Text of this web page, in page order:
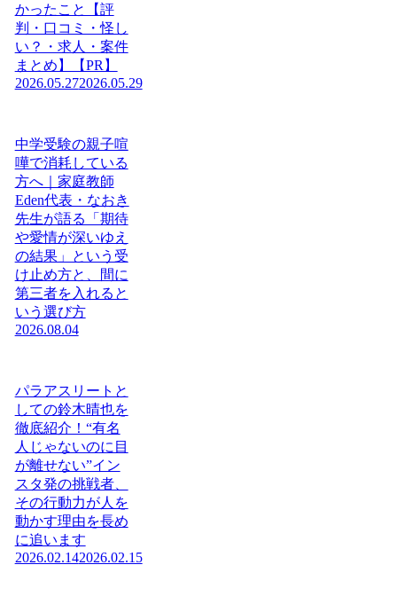
かったこと【評
判・口コミ・怪し
い？・求人・案件
まとめ】【PR】
2026.05.272026.05.29
中学受験の親子喧
嘩で消耗している
方へ｜家庭教師
Eden代表・なおき
先生が語る「期待
や愛情が深いゆえ
の結果」という受
け止め方と、間に
第三者を入れると
いう選び方
2026.08.04
パラアスリートと
しての鈴木晴也を
徹底紹介！“有名
人じゃないのに目
が離せない”イン
スタ発の挑戦者、
その行動力が人を
動かす理由を長め
に追います
2026.02.142026.02.15